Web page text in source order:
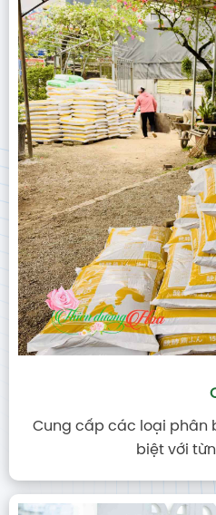
Cung cấp các loại phân
biệt với